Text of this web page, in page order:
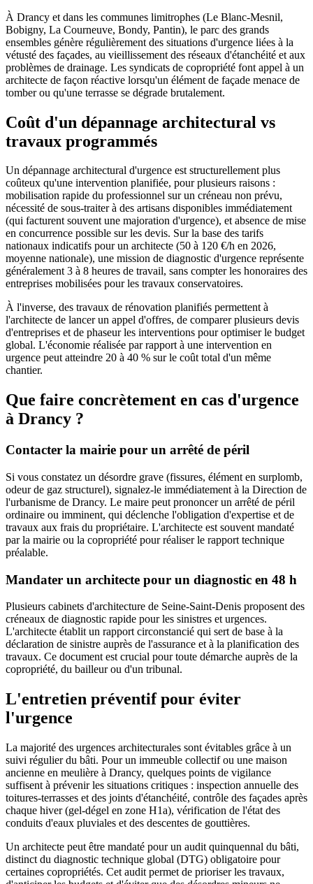
À Drancy et dans les communes limitrophes (Le Blanc-Mesnil,
Bobigny, La Courneuve, Bondy, Pantin), le parc des grands
ensembles génère régulièrement des situations d'urgence liées à la
vétusté des façades, au vieillissement des réseaux d'étanchéité et aux
problèmes de drainage. Les syndicats de copropriété font appel à un
architecte de façon réactive lorsqu'un élément de façade menace de
tomber ou qu'une terrasse se dégrade brutalement.
Coût d'un dépannage architectural vs
travaux programmés
Un dépannage architectural d'urgence est structurellement plus
coûteux qu'une intervention planifiée, pour plusieurs raisons :
mobilisation rapide du professionnel sur un créneau non prévu,
nécessité de sous-traiter à des artisans disponibles immédiatement
(qui facturent souvent une majoration d'urgence), et absence de mise
en concurrence possible sur les devis. Sur la base des tarifs
nationaux indicatifs pour un architecte (50 à 120 €/h en 2026,
moyenne nationale), une mission de diagnostic d'urgence représente
généralement 3 à 8 heures de travail, sans compter les honoraires des
entreprises mobilisées pour les travaux conservatoires.
À l'inverse, des travaux de rénovation planifiés permettent à
l'architecte de lancer un appel d'offres, de comparer plusieurs devis
d'entreprises et de phaseur les interventions pour optimiser le budget
global. L'économie réalisée par rapport à une intervention en
urgence peut atteindre 20 à 40 % sur le coût total d'un même
chantier.
Que faire concrètement en cas d'urgence
à Drancy ?
Contacter la mairie pour un arrêté de péril
Si vous constatez un désordre grave (fissures, élément en surplomb,
odeur de gaz structurel), signalez-le immédiatement à la Direction de
l'urbanisme de Drancy. Le maire peut prononcer un arrêté de péril
ordinaire ou imminent, qui déclenche l'obligation d'expertise et de
travaux aux frais du propriétaire. L'architecte est souvent mandaté
par la mairie ou la copropriété pour réaliser le rapport technique
préalable.
Mandater un architecte pour un diagnostic en 48 h
Plusieurs cabinets d'architecture de Seine-Saint-Denis proposent des
créneaux de diagnostic rapide pour les sinistres et urgences.
L'architecte établit un rapport circonstancié qui sert de base à la
déclaration de sinistre auprès de l'assurance et à la planification des
travaux. Ce document est crucial pour toute démarche auprès de la
copropriété, du bailleur ou d'un tribunal.
L'entretien préventif pour éviter
l'urgence
La majorité des urgences architecturales sont évitables grâce à un
suivi régulier du bâti. Pour un immeuble collectif ou une maison
ancienne en meulière à Drancy, quelques points de vigilance
suffisent à prévenir les situations critiques : inspection annuelle des
toitures-terrasses et des joints d'étanchéité, contrôle des façades après
chaque hiver (gel-dégel en zone H1a), vérification de l'état des
conduits d'eaux pluviales et des descentes de gouttières.
Un architecte peut être mandaté pour un audit quinquennal du bâti,
distinct du diagnostic technique global (DTG) obligatoire pour
certaines copropriétés. Cet audit permet de prioriser les travaux,